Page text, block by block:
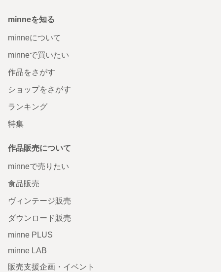
minneを知る
minneについて
minneで買いたい
作品をさがす
ショップをさがす
ランキング
特集
作品販売について
minneで売りたい
食品販売
ヴィンテージ販売
ダウンロード販売
minne PLUS
minne LAB
販売支援企画・イベント